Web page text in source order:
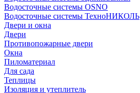
Водосточные системы OSNO
Водосточные системы ТехноНИКОЛЬ
Двери и окна
Двери
Противопожарные двери
Окна
Пиломатериал
Для сада
Теплицы
Изоляция и утеплитель